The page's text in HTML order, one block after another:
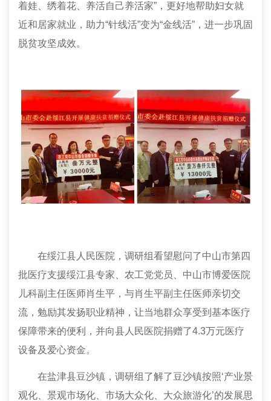
着娃、绣着花、养活自己养活家”，更好地帮助妇女就
近和居家就业，助力“针线活”变为“金线活”，进一步巩固
脱贫攻坚成效。
在绥江县人民医院，调研组看望慰问了中山市第四
批医疗支援绥江县专家、农工党党 员、中山市博爱医院
儿科副主任医师肖生平，与肖生平副主任医师亲切交
流，勉励其发扬职业精神，让当地群众享受到基本医疗
保障带来的便利，并向县人民医院捐赠了4.3万元医疗
设备及爱心资金。
在盐津县豆沙镇， 调研组 了解了豆沙镇按照‘产业景
观化、景观市场化、市场大众化、大众旅游化’的发展思